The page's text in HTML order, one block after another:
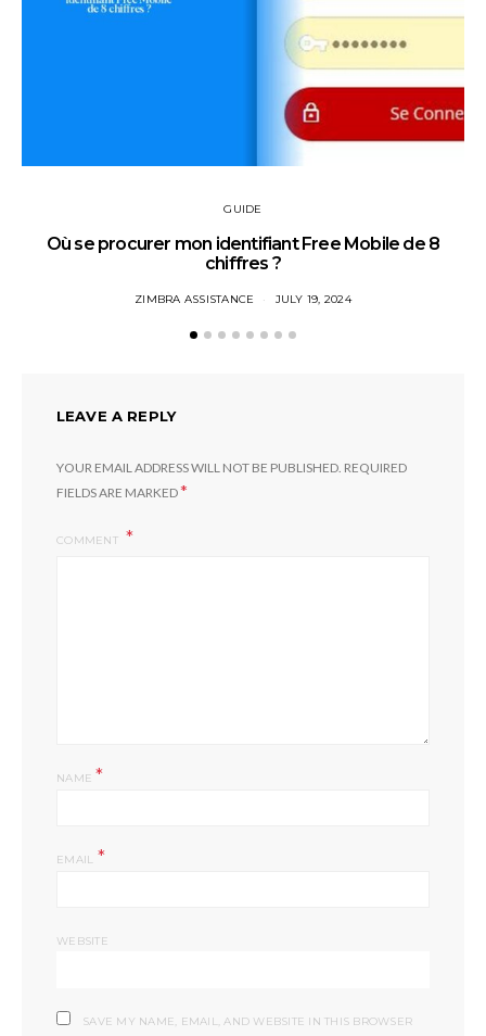
GUIDE
Où se procurer mon identifiant Free Mobile de 8
chiffres ?
ZIMBRA ASSISTANCE JULY 19, 2024
LEAVE A REPLY
YOUR EMAIL ADDRESS WILL NOT BE PUBLISHED. REQUIRED
FIELDS ARE MARKED*
COMMENT
NAME *
EMAIL *
WEBSITE
SAVE MY NAME, EMAIL, AND WEBSITE IN THIS BROWSER